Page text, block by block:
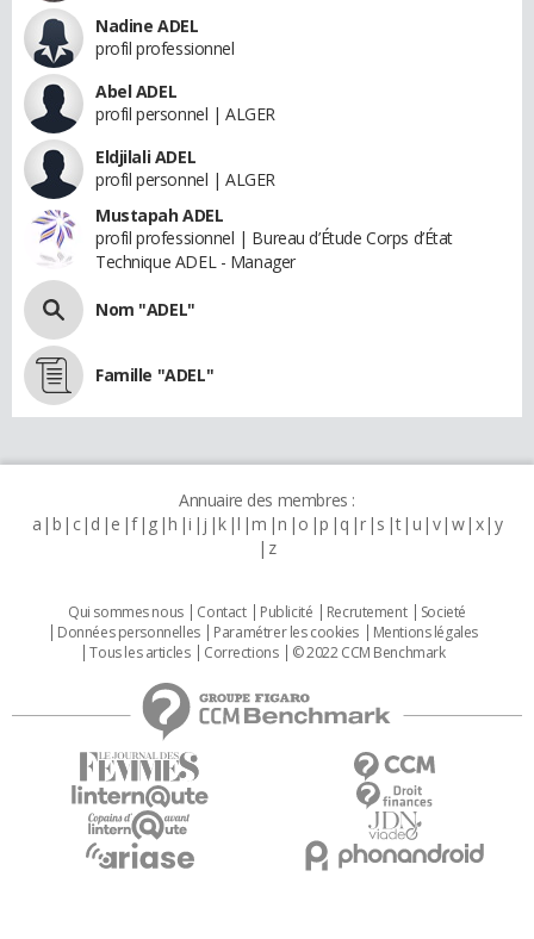
Nadine ADEL
profil professionnel
Abel ADEL
profil personnel | ALGER
Eldjilali ADEL
profil personnel | ALGER
Mustapah ADEL
profil professionnel | Bureau d’Étude Corps d’État
Technique ADEL - Manager
Nom "ADEL"
Famille "ADEL"
Annuaire des membres :
a b c d e f g h i j k l m n o p q r s t u v w x y
z
Qui sommes nous Contact Publicité Recrutement
Societé
Données personnelles
Paramétrer les cookies
Mentions légales
Tous les articles
Corrections © 2022 CCM Benchmark